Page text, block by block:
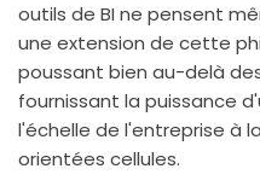
outils de BI ne pensent
une extension de cette
poussant bien au-delà
fournissant la puissance
l'échelle de l'entreprise à
orientées cellules.